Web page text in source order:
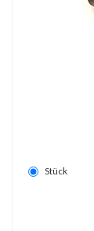
Stück